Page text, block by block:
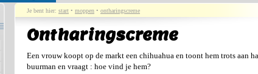
Je bent hier: start • moppen • ontharingscreme
Ontharingscreme
Een vrouw koopt op de markt een chihuahua en toont hem trots aan
buurman en vraagt : hoe vind je hem?